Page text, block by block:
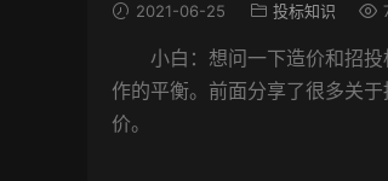
2021-06-25 投标知识
小白：想问一下造价和招投
作的平衡。前面分享了很多关
价。